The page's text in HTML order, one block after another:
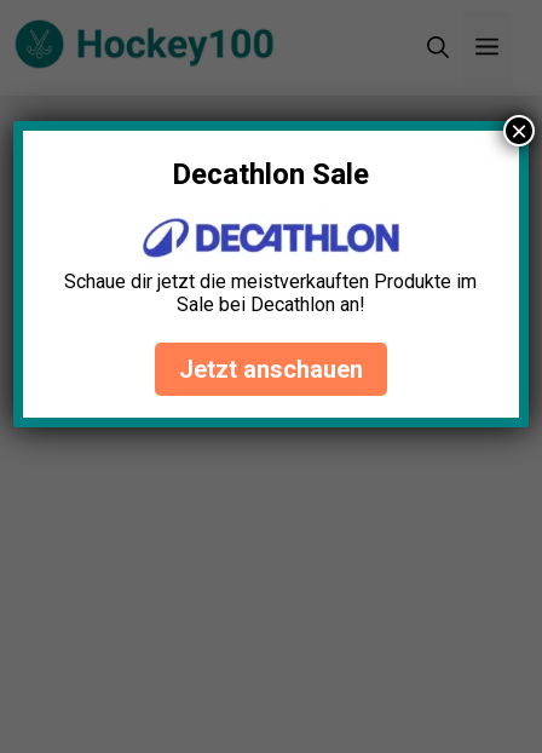
Zum
Inhalt
Startseite»Blog»Lohnt sich ein Hockeyhelm mit
Visier? Vorteile & TippsDecathlon Sale
Schaue dir jetzt die meistverkauften Produkte im
Sale bei Decathlon an!
Jetzt anschauen
×